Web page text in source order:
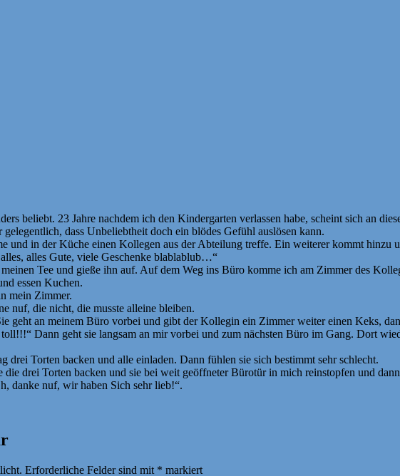
beliebt. 23 Jahre nachdem ich den Kindergarten verlassen habe, scheint sich an
dass Unbeliebtheit doch ein blödes Gefühl auslösen kann.
und in der Küche einen Kollegen aus der Abteilung treffe. Ein weiterer kommt hinzu
alles Gute, viele Geschenke blablablub…“
Tee und gieße ihn auf. Auf dem Weg ins Büro komme ich am Zimmer des
essen Kuchen.
mein Zimmer.
nuf, die nicht, die musste alleine bleiben.
geht an meinem Büro vorbei und gibt der Kollegin ein Zimmer weiter einen Keks,
Dann geht sie langsam an mir vorbei und zum nächsten Büro im Gang.
drei Torten backen und alle einladen. Dann fühlen sie sich bestimmt sehr schlecht.
die drei Torten backen und sie bei weit geöffneter Bürotür in mich reinstopfen und
danke nuf, wir haben Sich sehr lieb!“.
Erforderliche Felder sind mit * markiert